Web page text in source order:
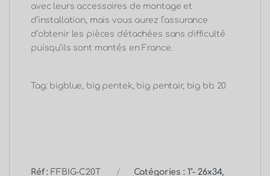
avec leurs accessoires de montage et
d’installation, mais vous aurez l’assurance
d’obtenir les pièces détachées sans difficulté
puisqu’ils sont montés en France.
Tag: bigblue, big pentek, big pentair, big bb 20
Réf : FFBIG-C20T Catégories : 1"- 26x34,